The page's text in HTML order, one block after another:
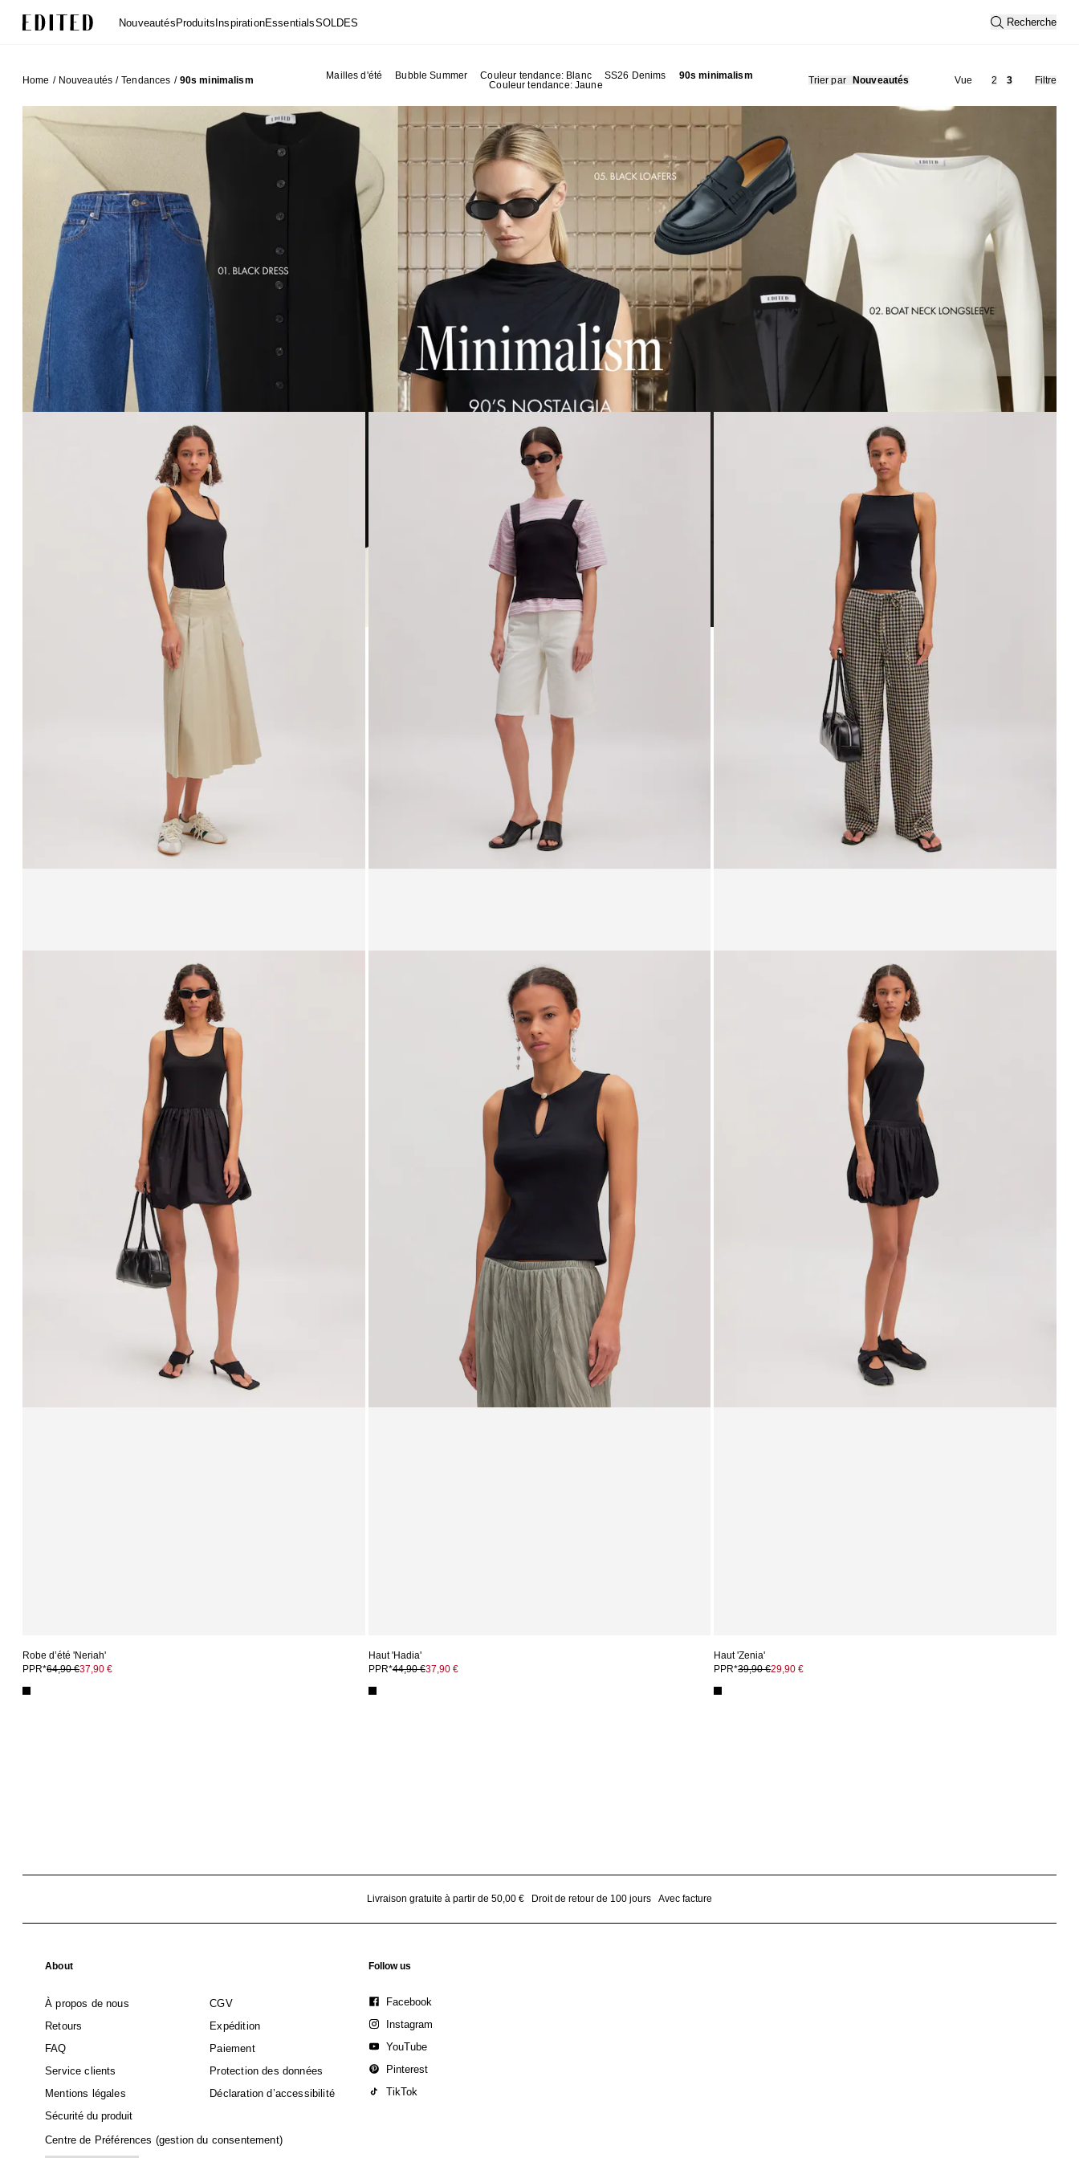
NouveautésProduitsInspirationEssentialsSOLDES Recherche
Home / Nouveautés / Tendances / 90s minimalism Mailles d'été Bubble Summer Couleur tendance: Blanc SS26 Denims
90s minimalism
Couleur tendance: Jaune
Filtre
Trier par Nouveautés Vue 2 3
Robe d’été 'Neriah'
PPR*64,90 €37,90 €
Haut 'Hadia'
PPR*44,90 €37,90 €
Haut 'Zenia'
PPR*39,90 €29,90 €
Livraison gratuite à partir de 50,00 € Droit de retour de 100 jours Avec facture
About
À propos de nous
CGV
Retours
Expédition
FAQ
Paiement
Service clients
Protection des données
Mentions légales
Déclaration d’accessibilité
Sécurité du produit
Centre de Préférences (gestion du consentement)
Follow us
Facebook
Instagram
YouTube
Pinterest
TikTok